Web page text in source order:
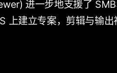
进一步地支援了
上建立专案，剪辑与输